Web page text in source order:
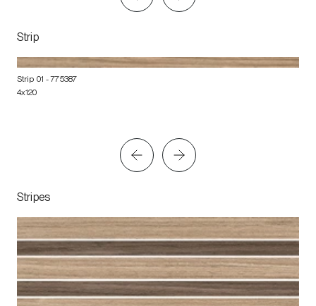
Strip
Strip 01 - 775387
4x120
Stripes